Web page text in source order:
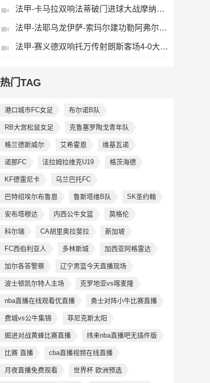
法甲-卡马拉双响法蒂破门进球大战摩纳哥4-5斯特拉斯堡
法甲-法耶乌龙伊萨-索玛尔建功勒阿弗尔2-0洛里昂
法甲-赛义德双响托万传射朗斯客场4-0大胜里昂
热门TAG
港口城市FC女足 布尔诺B队
RB大宫松鼠女足 克鲁塞罗陶戈青年队
格兰德斯威尔 艾希霍恩 维基瓦诺
诺那FC 法拉姆拉维克U19 格茨海德
KF德雷尼卡 乌兰巴托FC
巴特绍埃尔布鲁恩 鲁斯塔维B队 SK圣约翰
安布塔穆达 内西公牛女篮 莫格伦
科尔瑞 CA胡里奥拉斐拉 新加坡
FC西伯利亚人 多林斯城 加西亚阿格雷达
加尔各答警察 辽宁男篮今天直播现场
波士顿凯尔特人主场 克罗地亚vs喀麦隆
nba直播在线观看优直播 勇士对阵小牛比赛直播
费城vs公牛集锦 菲尼克斯太阳
掘进对战黄蜂比赛直播 纬来nba直播吧无插件版
比赛 直播 cba直播视频在线直播
月夜直播免费观看 世界杯 欧洲预选